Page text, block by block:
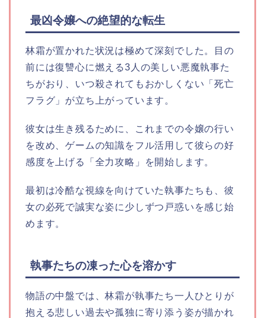
最凶令嬢への絶望的な転生
林霜が置かれた状況は極めて深刻でした。目の
前には復讐心に燃える3人の美しい悪魔執事た
ちがおり、いつ殺されてもおかしくない「死亡
フラグ」が立ち上がっています。
彼女は生き残るために、これまでの令嬢の行い
を改め、ゲームの知識をフル活用して彼らの好
感度を上げる「全力攻略」を開始します。
最初は冷酷な視線を向けていた執事たちも、彼
女の必死で誠実な姿に少しずつ戸惑いを感じ始
めます。
執事たちの凍った心を溶かす
物語の中盤では、林霜が執事たち一人ひとりが
抱える悲しい過去や孤独に寄り添う姿が描かれ